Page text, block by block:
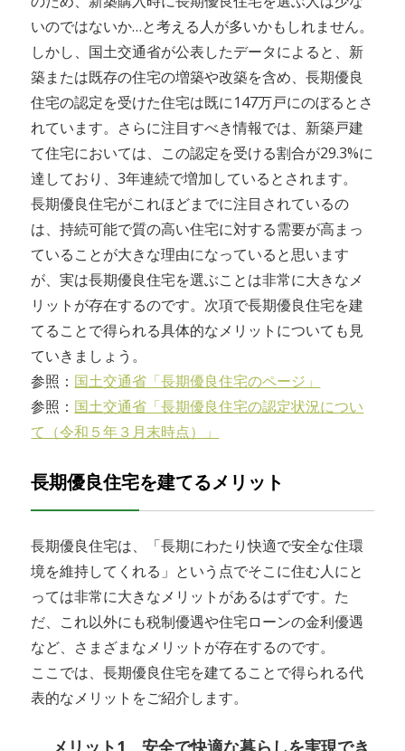
いのではないか…と考える人が多いかもしれません。
しかし、国土交通省が公表したデータによると、新
築または既存の住宅の増築や改築を含め、長期優良
住宅の認定を受けた住宅は既に147万戸にのぼるとさ
れています。さらに注目すべき情報では、新築戸建
て住宅においては、この認定を受ける割合が29.3%に
達しており、3年連続で増加しているとされます。
長期優良住宅がこれほどまでに注目されているの
は、持続可能で質の高い住宅に対する需要が高まっ
ていることが大きな理由になっていると思います
が、実は長期優良住宅を選ぶことは非常に大きなメ
リットが存在するのです。次項で長期優良住宅を建
てることで得られる具体的なメリットについても見
ていきましょう。
参照： 国土交通省「長期優良住宅のページ」
参照： 国土交通省「長期優良住宅の認定状況につい
て（令和５年３月末時点）」
長期優良住宅を建てるメリット
長期優良住宅は、「長期にわたり快適で安全な住環
境を維持してくれる」という点でそこに住む人にと
っては非常に大きなメリットがあるはずです。た
だ、これ以外にも税制優遇や住宅ローンの金利優遇
など、さまざまなメリットが存在するのです。
ここでは、長期優良住宅を建てることで得られる代
表的なメリットをご紹介します。
メリット1 安全で快適な暮らしを実現でき